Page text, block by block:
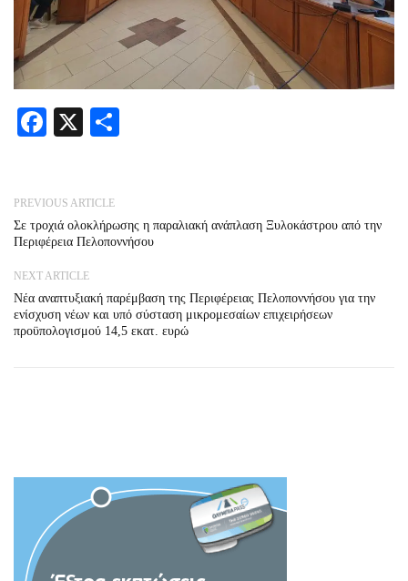
Facebook
X
PREVIOUS ARTICLE
Σε τροχιά ολοκλήρωσης η παραλιακή ανάπλαση Ξυλοκάστρου από την
Περιφέρεια Πελοποννήσου
NEXT ARTICLE
Νέα αναπτυξιακή παρέμβαση της Περιφέρειας Πελοποννήσου για την
ενίσχυση νέων και υπό σύσταση μικρομεσαίων επιχειρήσεων
προϋπολογισμού 14,5 εκατ. ευρώ